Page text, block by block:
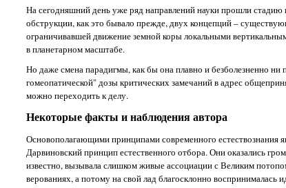
На сегодняшний день уже ряд направлений науки прошли
обструкции, как это бывало прежде, двух концепций –
ограничивавшей движение земной коры локальными
в планетарном масштабе.
Но даже смена парадигмы, как бы она плавно и безболезненно ни
гомеопатической" дозы критических замечаний в адрес
можно переходить к делу.
Некоторые факты и наблюдения автора
Основополагающими принципами современного естествознания
Дарвиновский принцип естественного отбора. Они оказались
известно, вызывала слишком живые ассоциации с Великим
верованиях, а потому на свой лад благосклонно воспринималась